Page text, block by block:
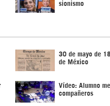
sionismo
30 de mayo de
de México
Vídeo: Alumno
compañeros